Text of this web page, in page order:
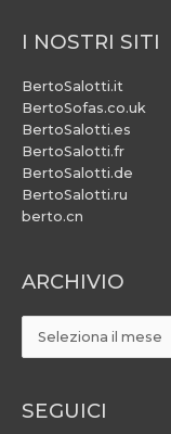
I NOSTRI SITI
BertoSalotti.it
BertoSofas.co.uk
BertoSalotti.es
BertoSalotti.fr
BertoSalotti.de
BertoSalotti.ru
berto.cn
ARCHIVIO
ARCHIVIO
SEGUICI